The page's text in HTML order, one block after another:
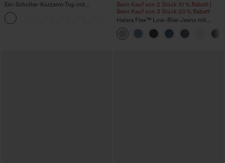
Ein-Schulter-Kurzarm-Top mit
geschwungenem Saum, High-Low-
Design, schnelltrocknend –
Yoga-/Sporttop mit integriertem BH
Beim Kauf von 2 Stück 10 % Rabatt |
Beim Kauf von 3 Stück 20 % Rabatt
Halara Flex™ Low-Rise-Jeans mit
Reißverschlusstaschen, gewaschen,
baggy mit weitem Bein, lässig